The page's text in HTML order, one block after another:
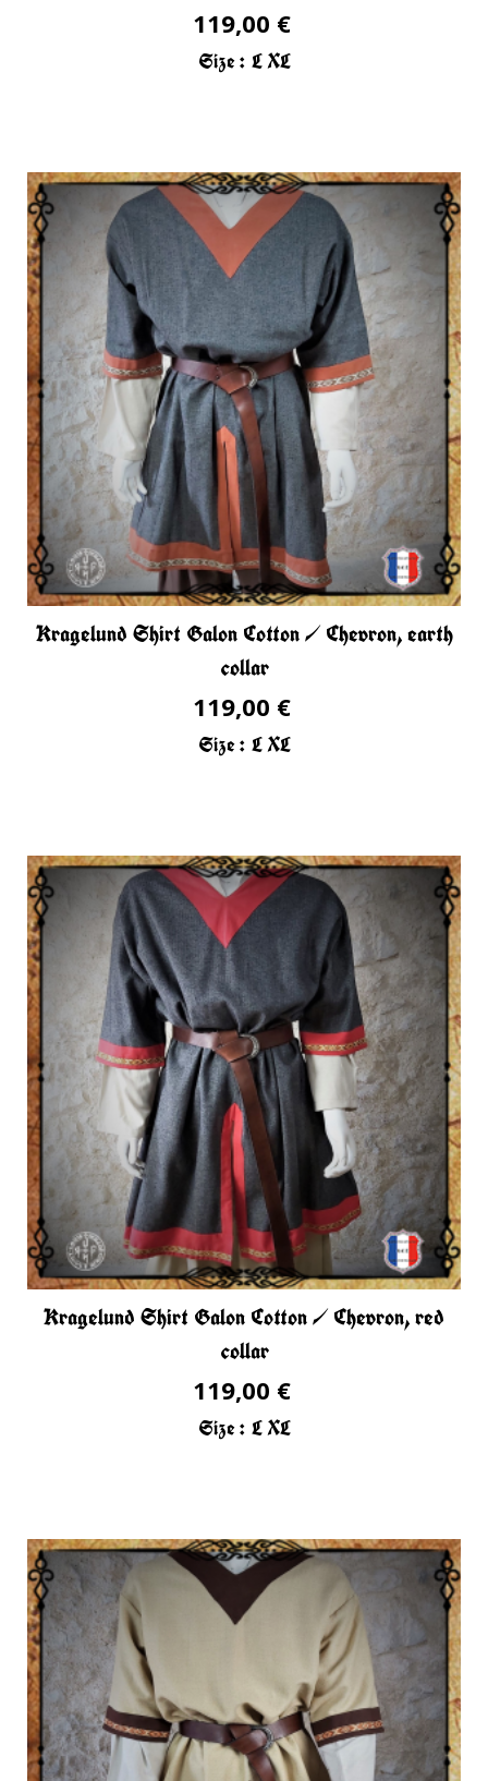
119,00 €
Size : LXL
Kragelund Shirt Galon Cotton / Chevron, earth
collar
119,00 €
Size : LXL
Kragelund Shirt Galon Cotton / Chevron, red
collar
119,00 €
Size : LXL